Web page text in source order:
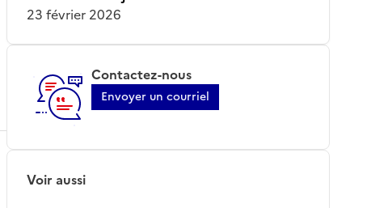
23 février 2026
Contactez-nous
Envoyer un courriel
Voir aussi